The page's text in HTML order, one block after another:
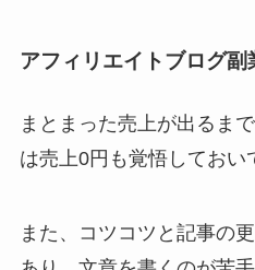
アフィリエイトブログ副
まとまった売上が出るま
は売上0円も覚悟しておい
また、コツコツと記事の